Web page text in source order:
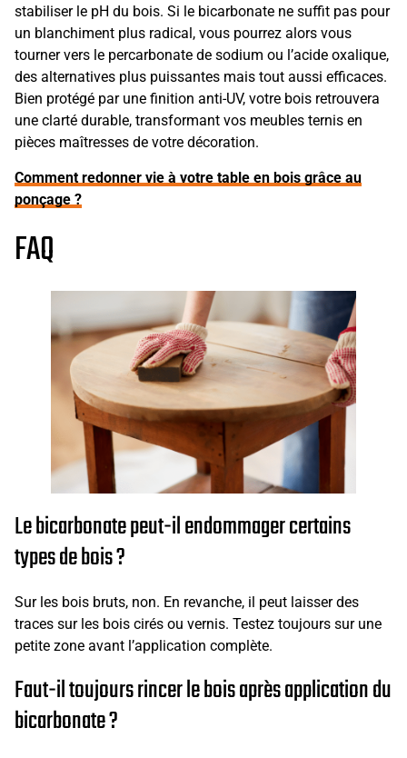
stabiliser le pH du bois. Si le bicarbonate ne suffit pas pour
un blanchiment plus radical, vous pourrez alors vous
tourner vers le percarbonate de sodium ou l’acide oxalique,
des alternatives plus puissantes mais tout aussi efficaces.
Bien protégé par une finition anti-UV, votre bois retrouvera
une clarté durable, transformant vos meubles ternis en
pièces maîtresses de votre décoration.
Comment redonner vie à votre table en bois grâce au
ponçage ?
FAQ
Le bicarbonate peut-il endommager certains
types de bois ?
Sur les bois bruts, non. En revanche, il peut laisser des
traces sur les bois cirés ou vernis. Testez toujours sur une
petite zone avant l’application complète.
Faut-il toujours rincer le bois après application du
bicarbonate ?